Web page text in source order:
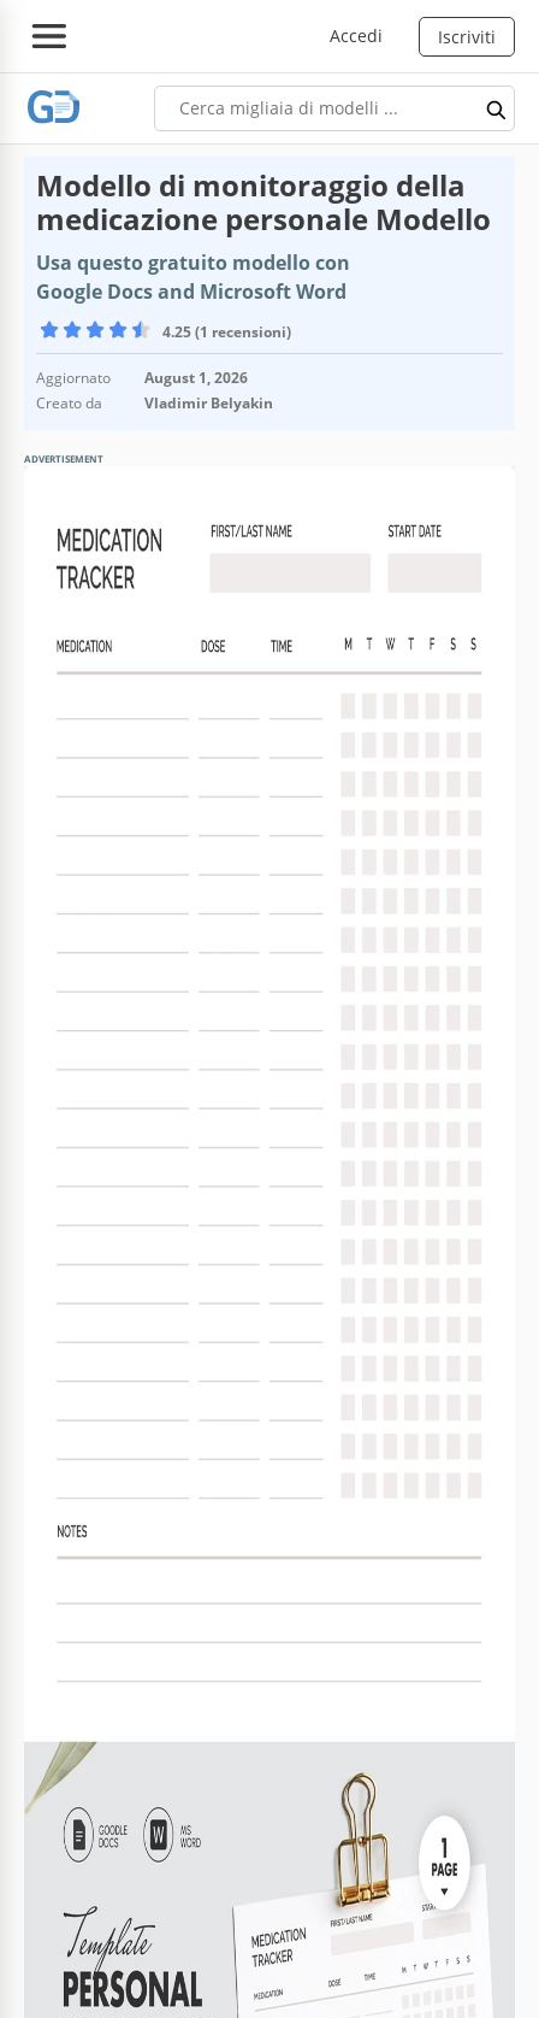
Accedi Iscriviti
Modello di monitoraggio della
medicazione personale Modello
Usa questo gratuito modello con
Google Docs and Microsoft Word
4.25 (1 recensioni)
Aggiornato
August 1, 2026
Creato da
Vladimir Belyakin
ADVERTISEMENT